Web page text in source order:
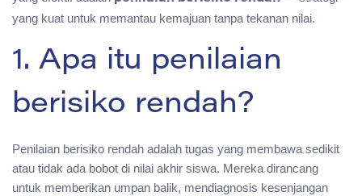
yang kuat untuk memantau kemajuan tanpa tekanan nilai.
1. Apa itu penilaian
berisiko rendah?
Penilaian berisiko rendah adalah tugas yang membawa sedikit
atau tidak ada bobot di nilai akhir siswa. Mereka dirancang
untuk memberikan umpan balik, mendiagnosis kesenjangan